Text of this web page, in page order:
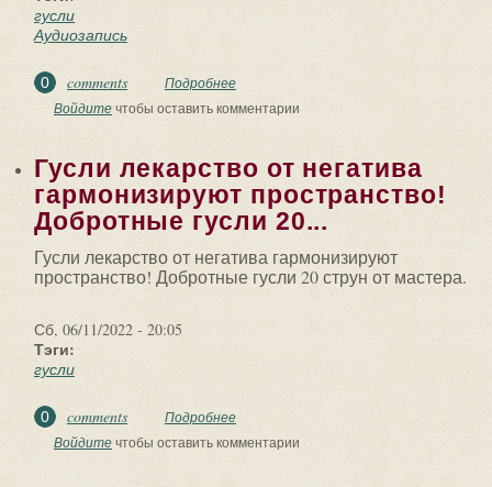
гусли
Аудиозапись
0 comments Подробнее
гусли — «Волга».
Войдитечтобы оставить комментарии
Гусли лекарство от негатива
гармонизируют пространство!
Добротные гусли 20...
Гусли лекарство от негатива гармонизируют
пространство! Добротные гусли 20 струн от мастера.
Сб, 06/11/2022 - 20:05
Тэги:
гусли
0 comments Подробнее
гармонизируют пространство!
Войдитечтобы оставить комментарии